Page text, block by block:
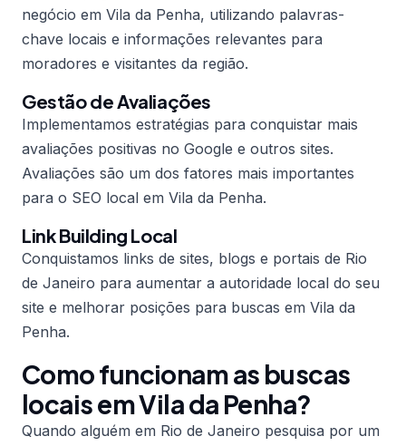
negócio em Vila da Penha, utilizando palavras-
chave locais e informações relevantes para
moradores e visitantes da região.
Gestão de Avaliações
Implementamos estratégias para conquistar mais
avaliações positivas no Google e outros sites.
Avaliações são um dos fatores mais importantes
para o SEO local em Vila da Penha.
Link Building Local
Conquistamos links de sites, blogs e portais de Rio
de Janeiro para aumentar a autoridade local do seu
site e melhorar posições para buscas em Vila da
Penha.
Como funcionam as buscas
locais em Vila da Penha?
Quando alguém em Rio de Janeiro pesquisa por um